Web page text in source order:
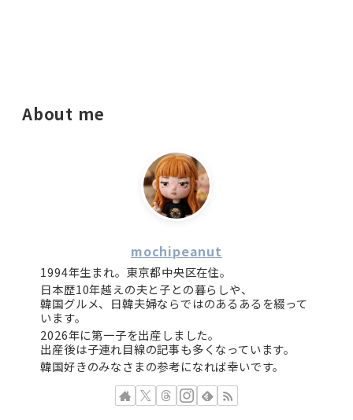
About me
mochipeanut
1994年生まれ。東京都中央区在住。
日本歴10年越えの夫と子との暮らしや、
韓国グルメ、日韓夫婦ならではのあるあるを綴って
います。
2026年に第一子を出産しました。
出産後は子連れ目線の記事も多くなっています。
韓国好きのみなさまの参考になれば幸いです。